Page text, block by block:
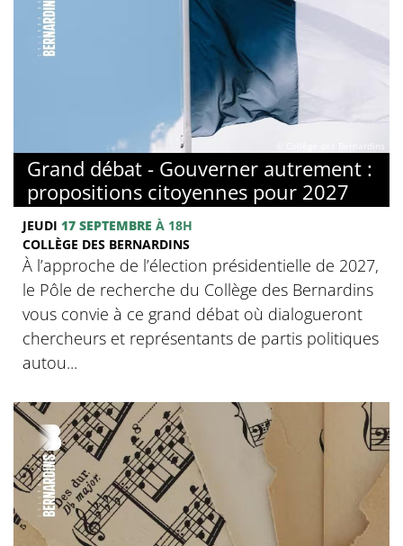
Grand débat - Gouverner autrement :
propositions citoyennes pour 2027
JEUDI 17 SEPTEMBRE À 18H
COLLÈGE DES BERNARDINS
À l’approche de l’élection présidentielle de 2027,
le Pôle de recherche du Collège des Bernardins
vous convie à ce grand débat où dialogueront
chercheurs et représentants de partis politiques
autou...